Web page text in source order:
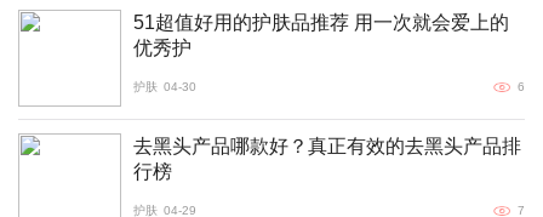
51超值好用的护肤品推荐 用一次就会爱上的
优秀护
护肤 04-30 6
去黑头产品哪款好？真正有效的去黑头产品排
行榜
护肤 04-29 7